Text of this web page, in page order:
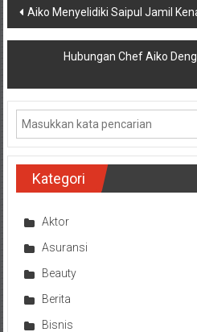
Navigasi
pos
Aiko Menyelidiki Saipul Jamil
Hubungan Chef Aiko
Kategori
Aktor
Asuransi
Beauty
Berita
Bisnis